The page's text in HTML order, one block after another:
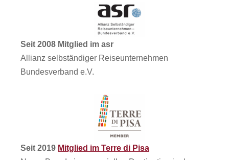
Seit 2008 Mitglied im asr
Allianz selbständiger Reiseunternehmen
Bundesverband e.V.
Seit 2019 Mitglied im Terre di Pisa